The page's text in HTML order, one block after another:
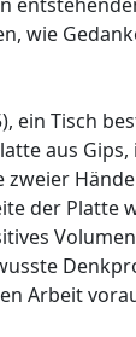
wie
ein Tisch
aus Gips,
der Platte
Arbeit